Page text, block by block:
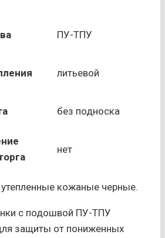
ПУ-ТПУ
литьевой
без подноска
нет
кожаные черные.
с подошвой ПУ-ТПУ
защиты от пониженных